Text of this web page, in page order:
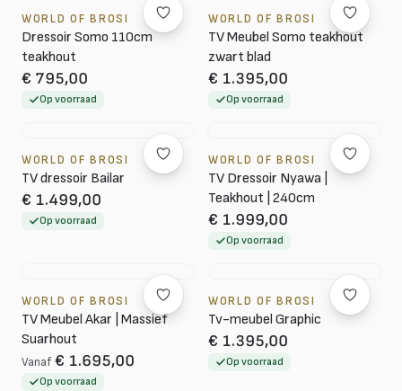
WORLD OF BROSI
Dressoir Somo 110cm
teakhout
€ 795,00
Op voorraad
WORLD OF BROSI
TV Meubel Somo teakhout
zwart blad
€ 1.395,00
Op voorraad
WORLD OF BROSI
TV dressoir Bailar
€ 1.499,00
Op voorraad
WORLD OF BROSI
TV Dressoir Nyawa |
Teakhout | 240cm
€ 1.999,00
Op voorraad
WORLD OF BROSI
TV Meubel Akar | Massief
Suarhout
Vanaf € 1.695,00
Op voorraad
WORLD OF BROSI
Tv-meubel Graphic
€ 1.395,00
Op voorraad